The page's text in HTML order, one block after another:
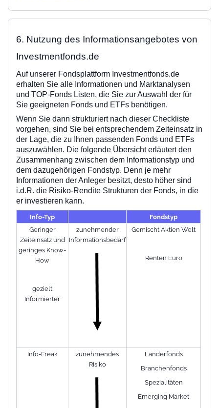
6. Nutzung des Informationsangebotes von
Investmentfonds.de
Auf unserer Fondsplattform Investmentfonds.de
erhalten Sie alle Informationen und Marktanalysen
und TOP-Fonds Listen, die Sie zur Auswahl der für
Sie geeigneten Fonds und ETFs benötigen.
Wenn Sie dann strukturiert nach dieser Checkliste
vorgehen, sind Sie bei entsprechendem Zeiteinsatz in
der Lage, die zu Ihnen passenden Fonds und ETFs
auszuwählen. Die folgende Übersicht erläutert den
Zusammenhang zwischen dem Informationstyp und
dem dazugehörigen Fondstyp. Denn je mehr
Informationen der Anleger besitzt, desto höher sind
i.d.R. die Risiko-Rendite Strukturen der Fonds, in die
er investieren kann.
Info-Typ
Fondstyp
Geringer
Zeiteinsatz und
geringes Know-
How
gezielt
Informierter
zunehmender
Informationsbedarf
Gemischt Aktien Welt
Renten Euro
Info-Freak
zunehmendes
Risiko
Länderfonds
Branchenfonds
Spezialitäten
Emerging Market